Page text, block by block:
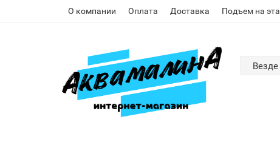
О компании Оплата Доставка Подъем на
Везде